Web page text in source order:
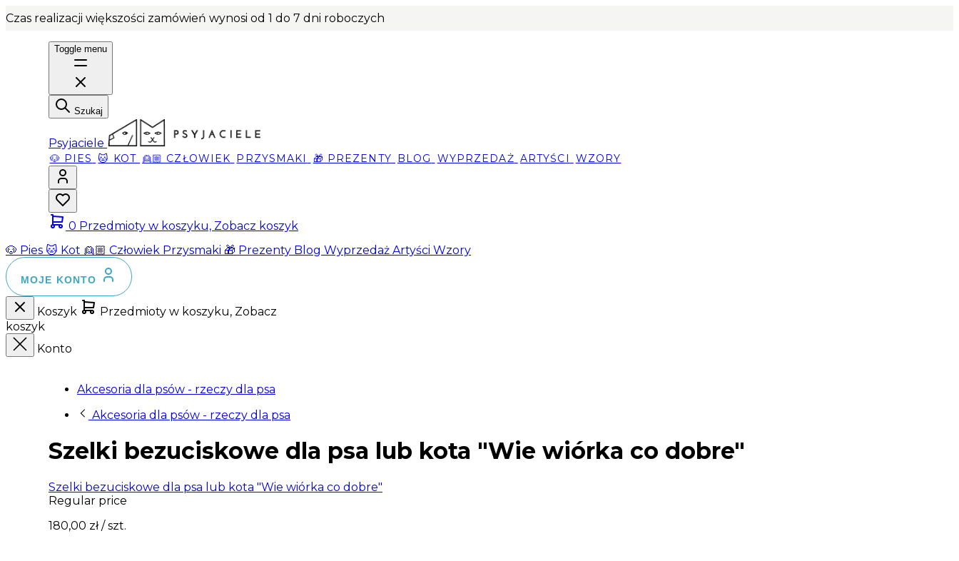
Czas realizacji większości zamówień wynosi od 1 do 7 dni roboczych
Toggle menu
Szukaj
Psyjaciele
🐶 PIES 🐱 KOT 👱🏼 CZŁOWIEK PRZYSMAKI 🎁 PREZENTY BLOG WYPRZEDAŻ ARTYŚCI WZORY
0 Przedmioty w koszyku, Zobacz koszyk
🐶 Pies 🐱 Kot 👱🏼 Człowiek Przysmaki 🎁 Prezenty Blog Wyprzedaż Artyści Wzory
MOJE KONTO
Koszyk
Przedmioty w koszyku, Zobacz
koszyk
Konto
Akcesoria dla psów - rzeczy dla psa
Akcesoria dla psów - rzeczy dla psa
Szelki bezuciskowe dla psa lub kota "Wie wiórka co dobre"
Szelki bezuciskowe dla psa lub kota "Wie wiórka co dobre"
Regular price
180,00 zł/ szt.